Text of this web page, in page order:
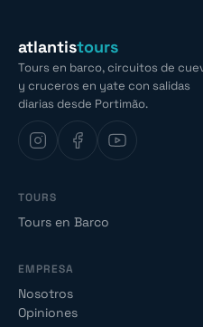
atlantistours
Tours en barco, circuitos de
y cruceros en yate con salidas
diarias desde Portimão.
TOURS
Tours en Barco
EMPRESA
Nosotros
Opiniones